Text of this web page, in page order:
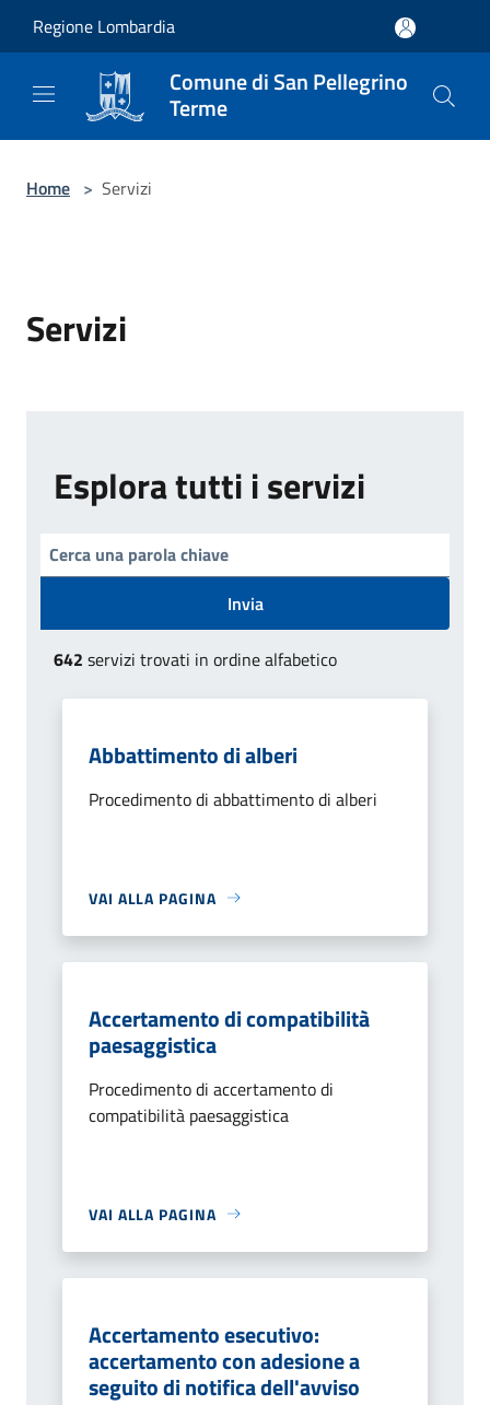
Regione Lombardia
Comune di San Pellegrino
Terme
Home > Servizi
Servizi
Esplora tutti i servizi
Invia
642 servizi trovati in ordine alfabetico
Abbattimento di alberi
Procedimento di abbattimento di alberi
VAI ALLA PAGINA
Accertamento di compatibilità
paesaggistica
Procedimento di accertamento di
compatibilità paesaggistica
VAI ALLA PAGINA
Accertamento esecutivo:
accertamento con adesione a
seguito di notifica dell'avviso